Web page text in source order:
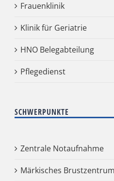
Frauenklinik
Klinik für Geriatrie
HNO Belegabteilung
Pflegedienst
SCHWERPUNKTE
Zentrale Notaufnahme
Märkisches Brustzentrum